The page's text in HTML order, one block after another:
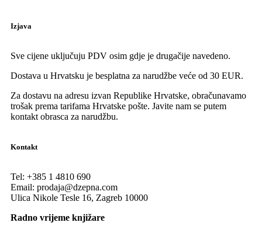
Izjava
Sve cijene uključuju PDV osim gdje je drugačije navedeno.
Dostava u Hrvatsku je besplatna za narudžbe veće od 30 EUR.
Za dostavu na adresu izvan Republike Hrvatske, obračunavamo
trošak prema tarifama Hrvatske pošte. Javite nam se putem
kontakt obrasca za narudžbu.
Kontakt
Tel: +385 1 4810 690
Email: prodaja@dzepna.com
Ulica Nikole Tesle 16, Zagreb 10000
Radno vrijeme knjižare